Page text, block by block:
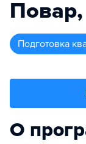
подготовка
О